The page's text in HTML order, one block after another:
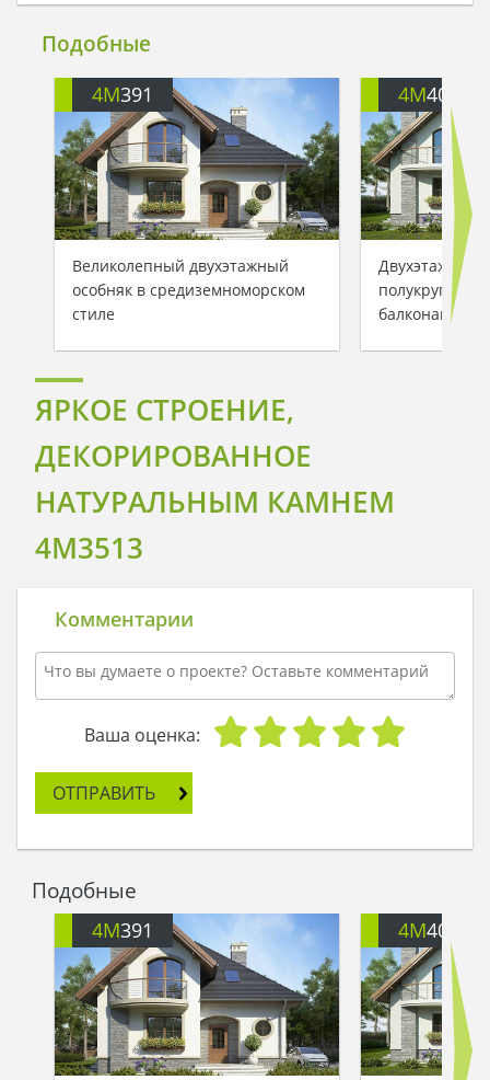
Подобные
4M391
Великолепный двухэтажный
особняк в средиземноморском
стиле
4M401
Двухэтажный
балконами
ЯРКОЕ СТРОЕНИЕ,
ДЕКОРИРОВАННОЕ
НАТУРАЛЬНЫМ КАМНЕМ
4M3513
Комментарии
Ваша оценка:
ОТПРАВИТЬ
Подобные
4M391 4M401